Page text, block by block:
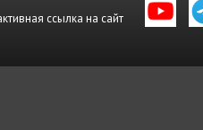
ссылка на сайт